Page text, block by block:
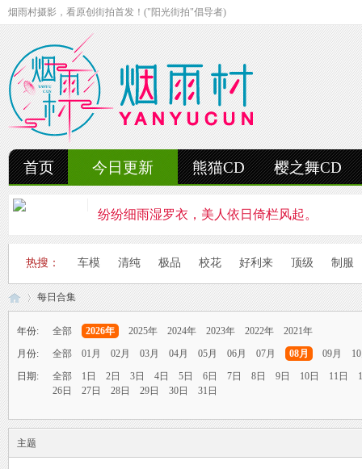
烟雨村摄影，看原创街拍首发！("阳光街拍"倡导者)
首页 今日更新 熊猫CD 樱之舞CD
纷纷细雨湿罗衣，美人依日倚栏风起。
轻抚细雨洒红楼，美人徐步舞花楸。
妍姿如水舞雨涵，美人翩然走湖畔。
风雨中的美人啊，纤腰若素玉，乱发似云烟。
雨中邂逅美人笑，花颜如露醉心间。
热搜： 车模 清纯 极品 校花 好利来 顶级 制服
每日合集
年份: 全部 2026年 2025年 2024年 2023年 2022年
2021年
月份:
全部 01月 02月 03月 04月 05月 06月 07月 08月 09月
日期:
全部 1日 2日 3日 4日 5日 6日 7日 8日 9日 10日 11日
26日
27日 28日 29日 30日 31日
主题